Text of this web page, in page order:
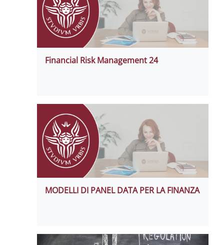
Financial Risk Management 24
MODELLI DI PANEL DATA PER LA FINANZA